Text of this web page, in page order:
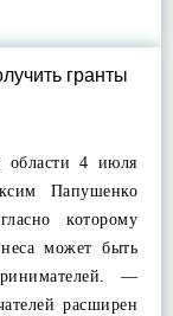
гранты
области 4 июля
Папушенко
которому
может быть
—
расширен